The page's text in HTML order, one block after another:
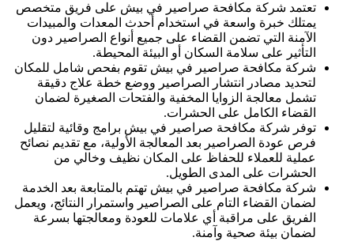
تعتمد شركة مكافحة صراصير في بيش على فريق متخصص
يمتلك خبرة واسعة في استخدام أحدث المعدات والمبيدات
الآمنة التي تضمن القضاء على جميع أنواع الصراصير دون
التأثير على سلامة السكان أو البيئة المحيطة.
شركة مكافحة صراصير في بيش تقوم بفحص شامل للمكان
لتحديد مصادر انتشار الصراصير ووضع خطة علاج دقيقة
تشمل معالجة الزوايا المخفية والفتحات الصغيرة لضمان
القضاء الكامل على الحشرات.
توفر شركة مكافحة صراصير في بيش برامج وقائية لتقليل
فرص عودة الصراصير بعد المعالجة الأولية، مع تقديم نصائح
عملية للعملاء للحفاظ على المكان نظيف وخالي من
الحشرات على المدى الطويل.
شركة مكافحة صراصير في بيش تهتم بالمتابعة بعد الخدمة
لضمان القضاء التام على الصراصير واستمرار النتائج، ويعمل
الفريق على مراقبة أي علامات للعودة ومعالجتها بسرعة
لضمان بيئة صحية وآمنة.